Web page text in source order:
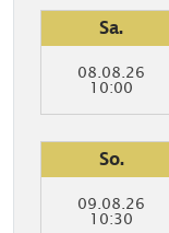
Sa.
08.08.26
10:00
So.
09.08.26
10:30